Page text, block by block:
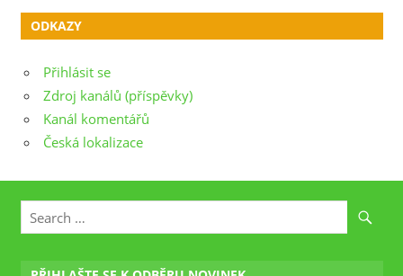
ODKAZY
Přihlásit se
Zdroj kanálů (příspěvky)
Kanál komentářů
Česká lokalizace